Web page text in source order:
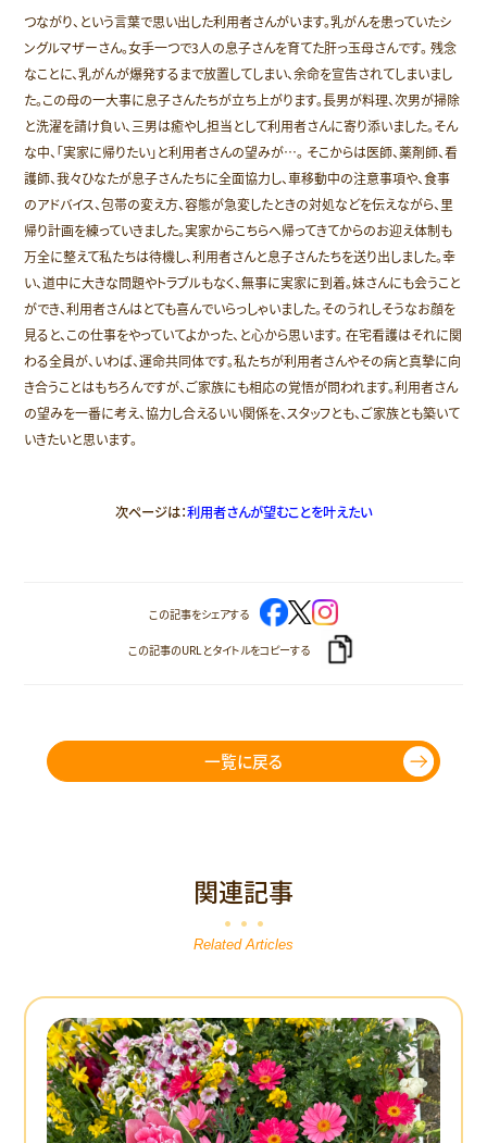
つながり、という言葉で思い出した利用者さんがいます。乳がんを患っていたシ
ングルマザーさん。女手一つで3人の息子さんを育てた肝っ玉母さんです。 残念
なことに、乳がんが爆発するまで放置してしまい、余命を宣告されてしまいまし
た。この母の一大事に息子さんたちが立ち上がります。長男が料理、次男が掃除
と洗濯を請け負い、三男は癒やし担当として利用者さんに寄り添いました。そん
な中、「実家に帰りたい」と利用者さんの望みが…。 そこからは医師、薬剤師、看
護師、我々ひなたが息子さんたちに全面協力し、車移動中の注意事項や、食事
のアドバイス、包帯の変え方、容態が急変したときの対処などを伝えながら、里
帰り計画を練っていきました。実家からこちらへ帰ってきてからのお迎え体制も
万全に整えて私たちは待機し、利用者さんと息子さんたちを送り出しました。幸
い、道中に大きな問題やトラブルもなく、無事に実家に到着。妹さんにも会うこと
ができ、利用者さんはとても喜んでいらっしゃいました。そのうれしそうなお顔を
見ると、この仕事をやっていてよかった、と心から思います。 在宅看護はそれに関
わる全員が、いわば、運命共同体です。私たちが利用者さんやその病と真摯に向
き合うことはもちろんですが、ご家族にも相応の覚悟が問われます。利用者さん
の望みを一番に考え、協力し合えるいい関係を、スタッフとも、ご家族とも築いて
いきたいと思います。
次ページは：利用者さんが望むことを叶えたい
この記事をシェアする
この記事のURLとタイトルをコピーする
一覧に戻る
関連記事
Related Articles